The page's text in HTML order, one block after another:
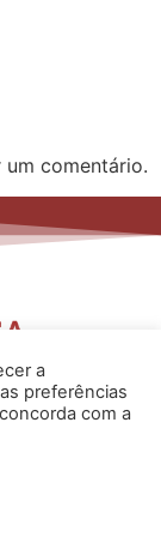
comentário.
a
preferências
com a